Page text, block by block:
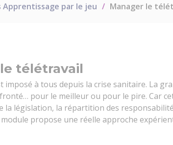
Apprentissage par le jeu Manager le
télétravail
imposé à tous depuis la crise sanitaire. La
pour le meilleur ou pour le pire. Car
la législation, la répartition des
module propose une réelle approche